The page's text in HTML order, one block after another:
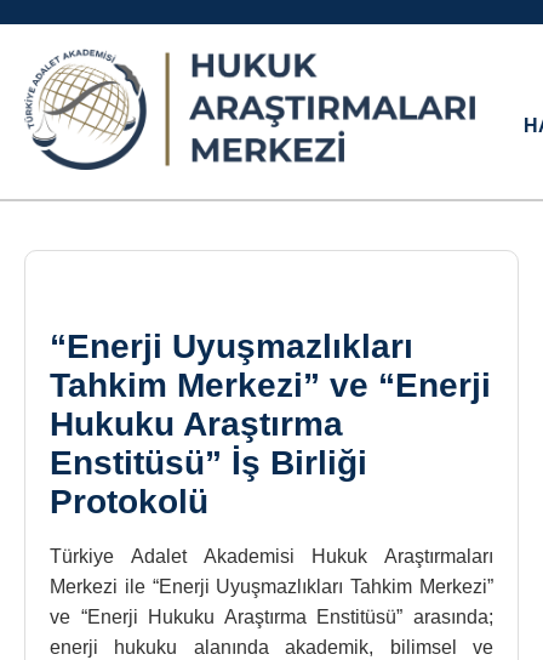
“Enerji Uyuşmazlıkları
Tahkim Merkezi” ve “Enerji
Hukuku Araştırma
Enstitüsü” İş Birliği
Protokolü
Türkiye Adalet Akademisi Hukuk Araştırmaları
Merkezi ile “Enerji Uyuşmazlıkları Tahkim Merkezi”
ve “Enerji Hukuku Araştırma Enstitüsü” arasında;
enerji hukuku alanında akademik, bilimsel ve